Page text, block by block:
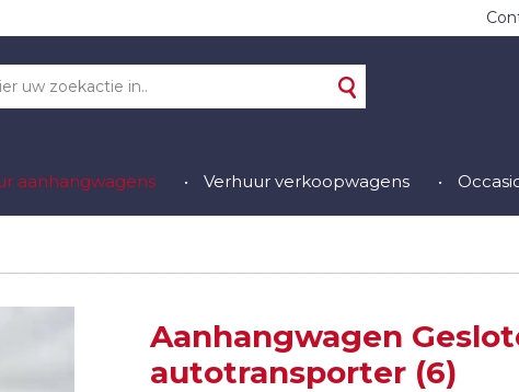
aanhangwagens Verhuur verkoopwagens
Aanhangwagen
autotransporter (6)